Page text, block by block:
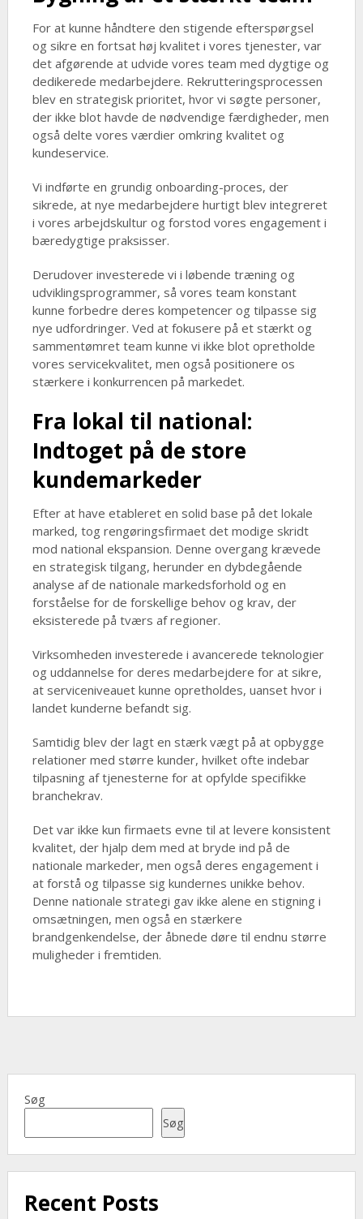
For at kunne håndtere den stigende efterspørgsel
og sikre en fortsat høj kvalitet i vores tjenester, var
det afgørende at udvide vores team med dygtige og
dedikerede medarbejdere. Rekrutteringsprocessen
blev en strategisk prioritet, hvor vi søgte personer,
der ikke blot havde de nødvendige færdigheder, men
også delte vores værdier omkring kvalitet og
kundeservice.
Vi indførte en grundig onboarding-proces, der
sikrede, at nye medarbejdere hurtigt blev integreret
i vores arbejdskultur og forstod vores engagement i
bæredygtige praksisser.
Derudover investerede vi i løbende træning og
udviklingsprogrammer, så vores team konstant
kunne forbedre deres kompetencer og tilpasse sig
nye udfordringer. Ved at fokusere på et stærkt og
sammentømret team kunne vi ikke blot opretholde
vores servicekvalitet, men også positionere os
stærkere i konkurrencen på markedet.
Fra lokal til national:
Indtoget på de store
kundemarkeder
Efter at have etableret en solid base på det lokale
marked, tog rengøringsfirmaet det modige skridt
mod national ekspansion. Denne overgang krævede
en strategisk tilgang, herunder en dybdegående
analyse af de nationale markedsforhold og en
forståelse for de forskellige behov og krav, der
eksisterede på tværs af regioner.
Virksomheden investerede i avancerede teknologier
og uddannelse for deres medarbejdere for at sikre,
at serviceniveauet kunne opretholdes, uanset hvor i
landet kunderne befandt sig.
Samtidig blev der lagt en stærk vægt på at opbygge
relationer med større kunder, hvilket ofte indebar
tilpasning af tjenesterne for at opfylde specifikke
branchekrav.
Det var ikke kun firmaets evne til at levere konsistent
kvalitet, der hjalp dem med at bryde ind på de
nationale markeder, men også deres engagement i
at forstå og tilpasse sig kundernes unikke behov.
Denne nationale strategi gav ikke alene en stigning i
omsætningen, men også en stærkere
brandgenkendelse, der åbnede døre til endnu større
muligheder i fremtiden.
Søg
Søg
Recent Posts